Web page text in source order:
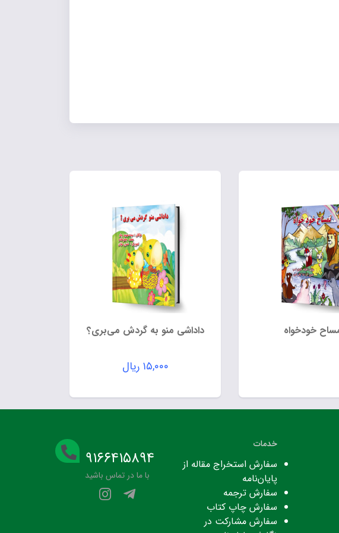
خودخواه داداشی منو به گردش می‌بری؟
۱۵,۰۰۰ ریال
خدمات
سفارش استخراج مقاله از
پایان‌نامه
سفارش ترجمه
سفارش چاپ کتاب
سفارش مشارکت در
۹۱۶۶۴۱۵۸۹۴
با ما در تماس باشید